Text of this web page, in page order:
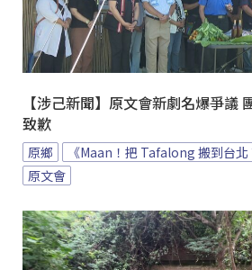
【涉己新聞】原文會新劇名爆爭議
致歉
原鄉 《Maan！把 Tafalong 搬到台北
原文會